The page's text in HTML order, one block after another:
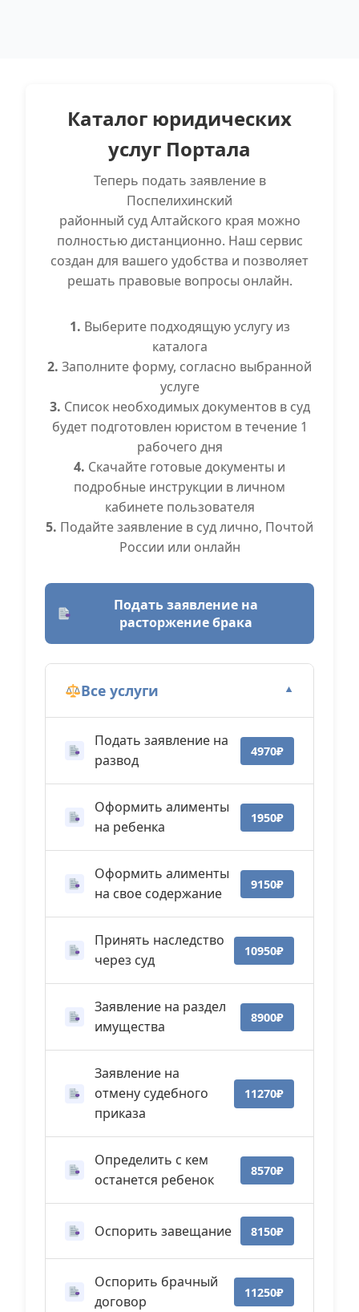
Каталог юридических
услуг Портала
Теперь подать заявление в
Поспелихинский
районный суд Алтайского края можно
полностью дистанционно. Наш сервис
создан для вашего удобства и позволяет
решать правовые вопросы онлайн.
1. Выберите подходящую услугу из
каталога
2. Заполните форму, согласно выбранной
услуге
3. Список необходимых документов в суд
будет подготовлен юристом в течение 1
рабочего дня
4. Скачайте готовые документы и
подробные инструкции в личном
кабинете пользователя
5. Подайте заявление в суд лично, Почтой
России или онлайн
Подать заявление на
расторжение брака
Все услуги ▼
Подать заявление на
развод
4970₽
Оформить алименты
на ребенка
1950₽
Оформить алименты
на свое содержание
9150₽
Принять наследство
через суд
10950₽
Заявление на раздел
имущества
8900₽
Заявление на
отмену судебного
приказа
11270₽
Определить с кем
останется ребенок
8570₽
Оспорить завещание 8150₽
Оспорить брачный
договор
11250₽